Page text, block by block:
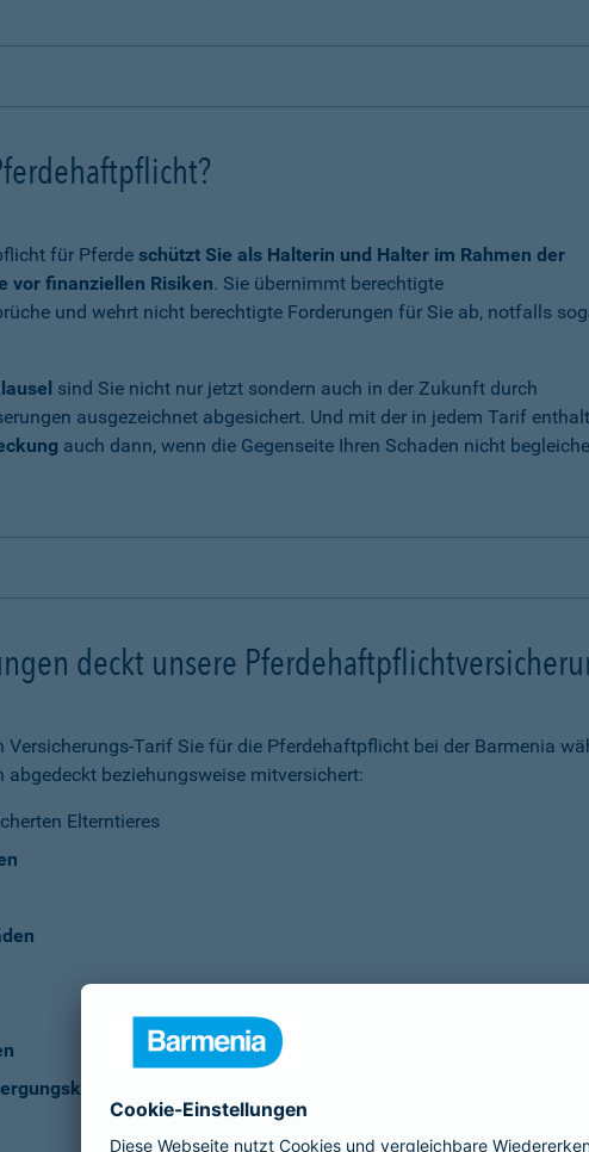
für Pferde schützt Sie als Halterin und Halter im Rahmen der
vor finanziellen Risiken. Sie übernimmt berechtigte
und wehrt nicht berechtigte Forderungen für Sie ab, notfalls
sind Sie nicht nur jetzt sondern auch in der Zukunft durch
ausgezeichnet abgesichert. Und mit der in jedem Tarif
auch dann, wenn die Gegenseite Ihren Schaden nicht
deckt unsere
Versicherungs-Tarif Sie für die Pferdehaftpflicht bei der Barmenia
abgedeckt beziehungsweise mitversichert:
Elterntieres